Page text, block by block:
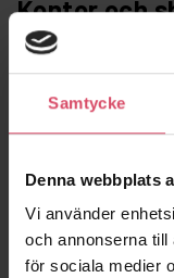
Samtycke
Denna webbplats
Vi använder
och annonserna till
för sociala medier
Kontor och